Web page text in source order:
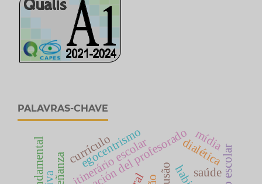
PALAVRAS-CHAVE
formación del profesorado
itinerário escolar saúde
dialética
egocentrismo
currículo mídia